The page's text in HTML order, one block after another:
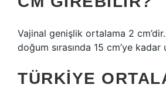
Vajinal genişlik ortalama 2
doğum sırasında 15 cm’ye kadar
TÜRKIYE